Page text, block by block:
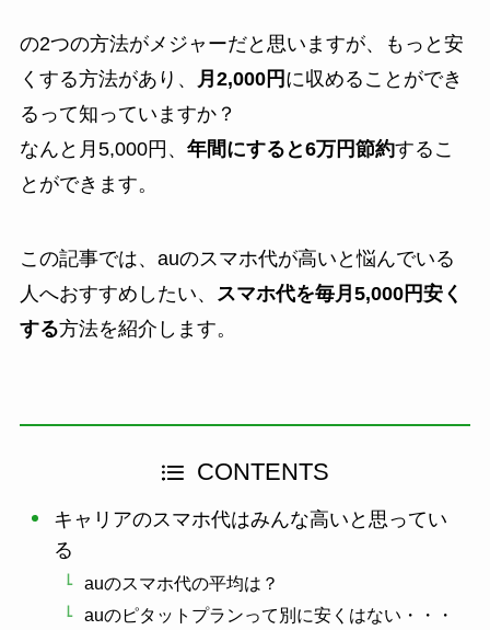
の2つの方法がメジャーだと思いますが、もっと安
くする方法があり、
月2,000円 に収めることができ
るって知っていますか？
なんと月5,000円、 年間にすると6万円節約するこ
とができます。
この記事では、auのスマホ代が高いと悩んでいる
人へおすすめしたい、
スマホ代を毎月5,000円安く
する方法を紹介します。
CONTENTS
キャリアのスマホ代はみんな高いと思ってい
る
auのスマホ代の平均は？
auのピタットプランって別に安くはない・・・